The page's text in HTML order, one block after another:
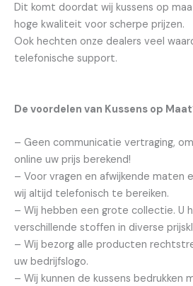
Dit komt doordat wij kussens op
hoge kwaliteit voor scherpe prijzen.
Ook hechten onze dealers veel
telefonische support.
De voordelen van Kussens op
– Geen communicatie vertraging,
online uw prijs berekend!
– Voor vragen en afwijkende maten
wij altijd telefonisch te bereiken.
– Wij hebben een grote collectie. U
verschillende stoffen in diverse
– Wij bezorg alle producten
uw bedrijfslogo.
– Wij kunnen de kussens bedrukken